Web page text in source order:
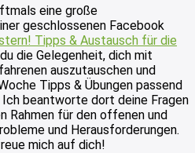
eine große
geschlossenen Facebook
Tipps & Austausch für die
die Gelegenheit, dich mit
auszutauschen und
Tipps & Übungen passend
Ich beantworte dort deine Fragen
Rahmen für den offenen und
und Herausforderungen.
mich auf dich!